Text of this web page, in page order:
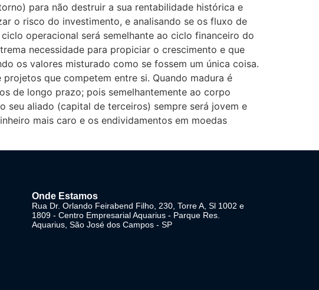
para não destruir a sua rentabilidade histórica e
o risco do investimento, e analisando se os fluxo de
operacional será semelhante ao ciclo financeiro do
necessidade para propiciar o crescimento e que
os valores misturado como se fossem um única coisa.
que competem entre si. Quando madura é
de longo prazo; pois semelhantemente ao corpo
seu aliado (capital de terceiros) sempre será jovem e
mais caro e os endividamentos em moedas
Onde Estamos
Rua Dr. Orlando Feirabend Filho, 230, Torre A, Sl 1002 e
1809 - Centro Empresarial Aquarius - Parque Res.
Aquarius, São José dos Campos - SP